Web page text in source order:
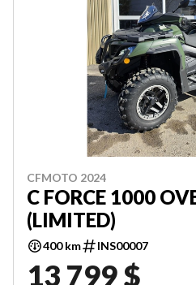
CFMOTO 2024
C FORCE 1000
(LIMITED)
400 km INS00007
13 799 $